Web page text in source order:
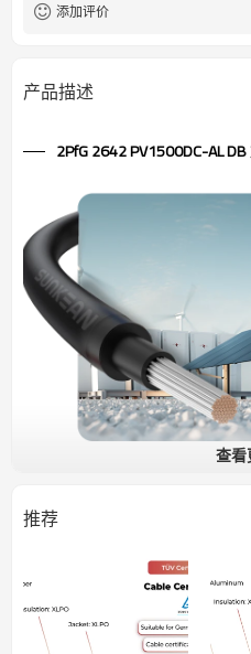
添加评价
产品描述
2PfG 2642 PV1500DC-AL
抗紫外线低压电缆。由于其极其坚
用。
· 适合直接埋葬
· 抗紫外线
· 径向耐湿
查看
推荐